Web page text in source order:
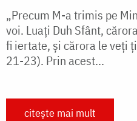
„Precum M-a trimis pe
voi. Luați Duh Sfânt,
fi iertate, și cărora le veți
21-23). Prin acest...
citește mai mult